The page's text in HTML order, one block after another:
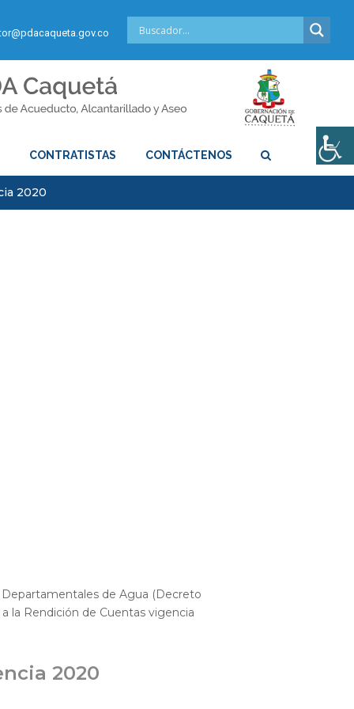
CONTRATISTAS CONTÁCTENOS
2020
de Agua (Decreto
la Rendición de Cuentas vigencia
2020